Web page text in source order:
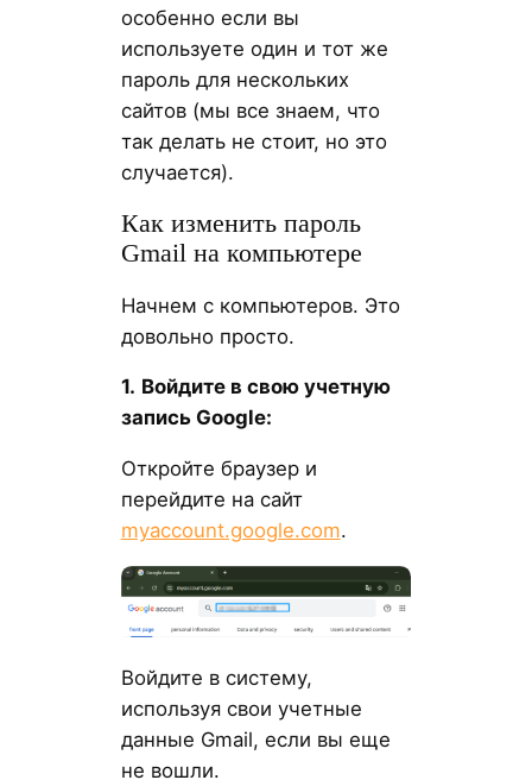
особенно если вы
используете один и тот же
пароль для нескольких
сайтов (мы все знаем, что
так делать не стоит, но это
случается).
Как изменить пароль
Gmail на компьютере
Начнем с компьютеров. Это
довольно просто.
1. Войдите в свою учетную
запись Google:
Откройте браузер и
перейдите на сайт
myaccount.google.com.
Войдите в систему,
используя свои учетные
данные Gmail, если вы еще
не вошли.